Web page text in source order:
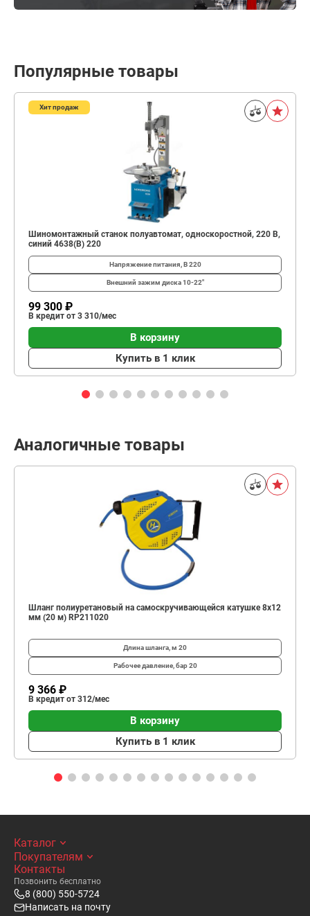
Популярные товары
Хит продаж
Шиномонтажный станок полуавтомат, односкоростной, 220 В,
синий 4638(B) 220
Напряжение питания, В220
Внешний зажим диска10-22"
99 300 ₽
В кредит от 3 310/мес
В корзину
Купить в 1 клик
Аналогичные товары
Шланг полиуретановый на самоскручивающейся катушке 8х12
мм (20 м) RP211020
Длина шланга, м 20
Рабочее давление, бар20
9 366 ₽
В кредит от 312/мес
В корзину
Купить в 1 клик
Каталог
Покупателям
Контакты
Позвонить бесплатно
8 (800) 550-5724
Написать на почту